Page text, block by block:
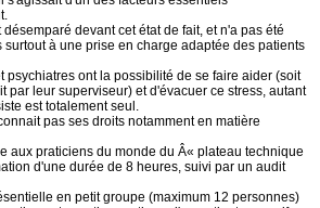
devant cet état de fait, et n'a pas été
à une prise en charge adaptée des patients
psychiatres ont la possibilité de se faire aider (soit
par leur superviseur) et d'évacuer ce stress, autant
est totalement seul.
pas ses droits notamment en matière
aux praticiens du monde du Â« plateau technique
d'une durée de 8 heures, suivi par un audit
en petit groupe (maximum 12 personnes)